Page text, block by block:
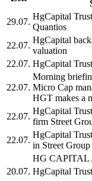
29.07.
HgCapital
Quantios
22.07.
HgCapital
valuation
22.07. HgCapital Trust
22.07.
Morning
Micro Cap
HGT makes a
22.07.
HgCapital Trust
firm Street
22.07.
HgCapital
in Street Group
HG CAPITAL
20.07. HgCapital